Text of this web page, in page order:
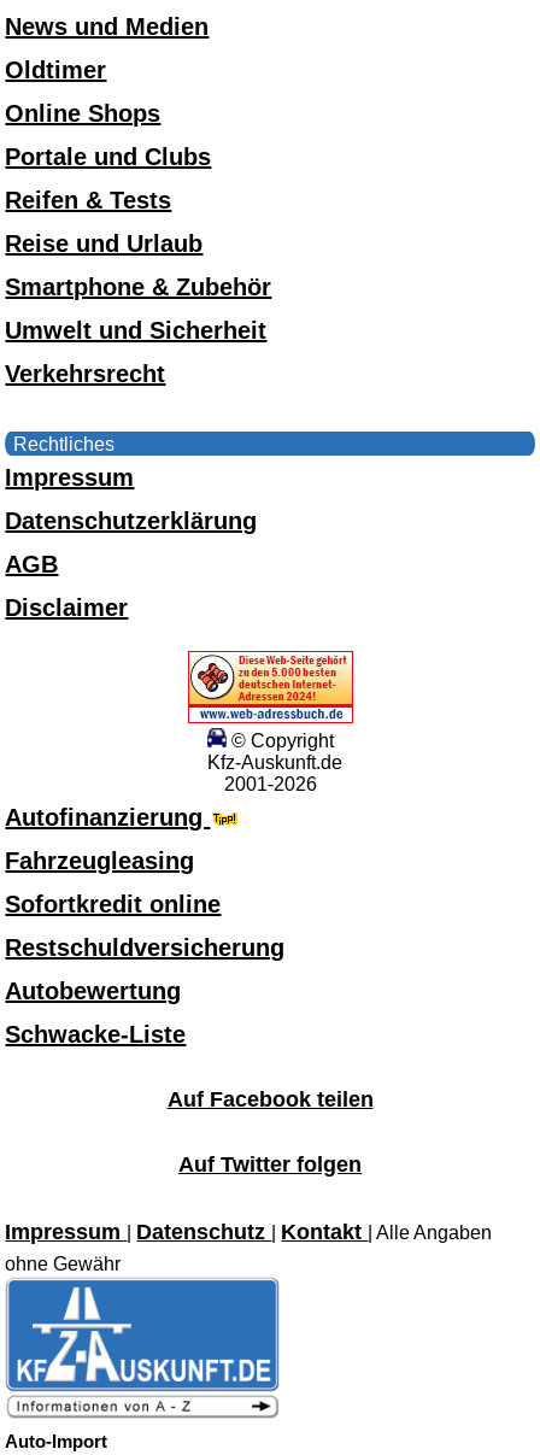
News und Medien
Oldtimer
Online Shops
Portale und Clubs
Reifen & Tests
Reise und Urlaub
Smartphone & Zubehör
Umwelt und Sicherheit
Verkehrsrecht
Rechtliches
Impressum
Datenschutzerklärung
AGB
Disclaimer
© Copyright
Kfz-Auskunft.de
2001-2026
Autofinanzierung
Fahrzeugleasing
Sofortkredit online
Restschuldversicherung
Autobewertung
Schwacke-Liste
Auf Facebook teilen
Auf Twitter folgen
Impressum Datenschutz Kontakt
| Alle Angaben
ohne Gewähr
Auto-Import